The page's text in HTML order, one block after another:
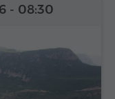
- 08:30